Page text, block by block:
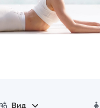
Вид